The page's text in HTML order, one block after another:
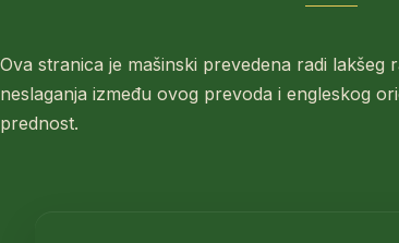
Ova stranica je mašinski prevedena radi lakšeg
neslaganja između ovog prevoda i engleskog
prednost.